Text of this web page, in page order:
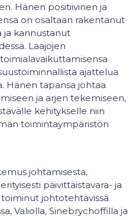
Hänen positiivinen ja
on osaltaan rakentanut
ja kannustanut
Laajojen
ajattelua
Hänen tapansa johtaa
ja arjen tekemiseen,
kehitykselle niin
toimintaympäristön
johtamisesta,
päivittäistavara- ja
johtotehtävissä
Valiolla, Sinebrychoffilla ja